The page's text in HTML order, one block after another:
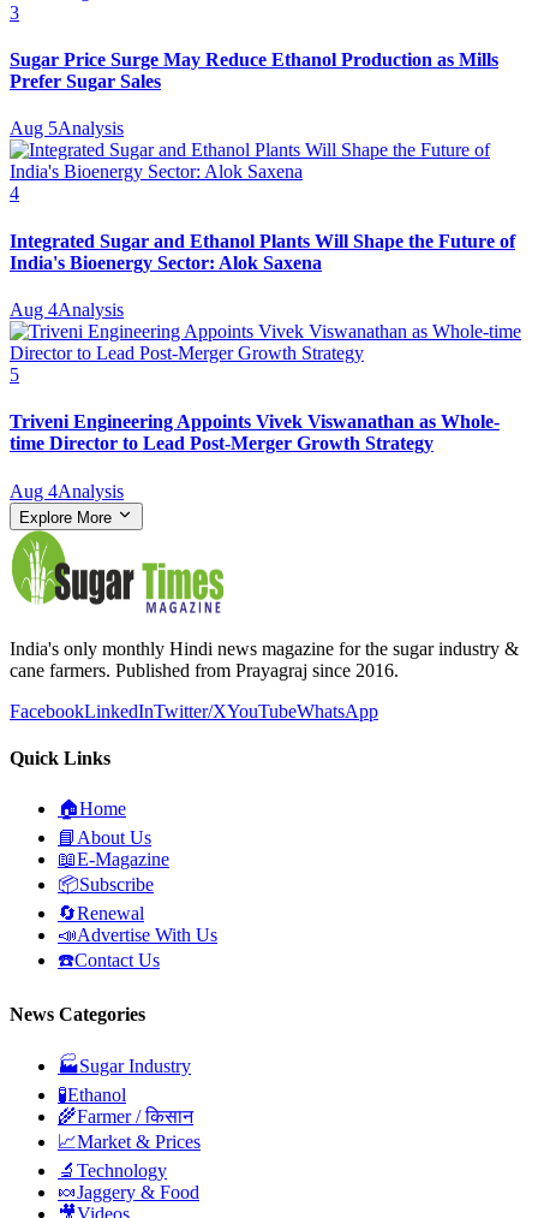
3
Sugar Price Surge May Reduce Ethanol Production as Mills
Prefer Sugar Sales
Aug 5Analysis
4
Integrated Sugar and Ethanol Plants Will Shape the Future of
India's Bioenergy Sector: Alok Saxena
Aug 4Analysis
5
Triveni Engineering Appoints Vivek Viswanathan as Whole-
time Director to Lead Post-Merger Growth Strategy
Aug 4Analysis
Explore More
India's only monthly Hindi news magazine for the sugar industry &
cane farmers. Published from Prayagraj since 2016.
FacebookLinkedInTwitter/XYouTubeWhatsApp
Quick Links
🏠Home
📘 About Us
📖E-Magazine
📦Subscribe
🔄Renewal
📣Advertise With Us
☎️Contact Us
News Categories
🏭Sugar Industry
🧪Ethanol
🌾Farmer / किसान
📈Market & Prices
🔬 Technology
🍬Jaggery & Food
🎥Videos